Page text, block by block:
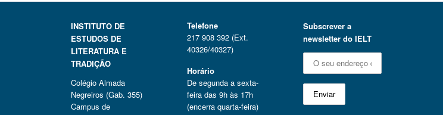
INSTITUTO DE
ESTUDOS DE
LITERATURA E
TRADIÇÃO
Colégio Almada
Negreiros (Gab. 355)
Campus de
Telefone
217 908 392 (Ext.
40326/40327)
Horário
De segunda a sexta-
feira das 9h às 17h
(encerra quarta-feira)
Subscrever a
newsletter do IELT